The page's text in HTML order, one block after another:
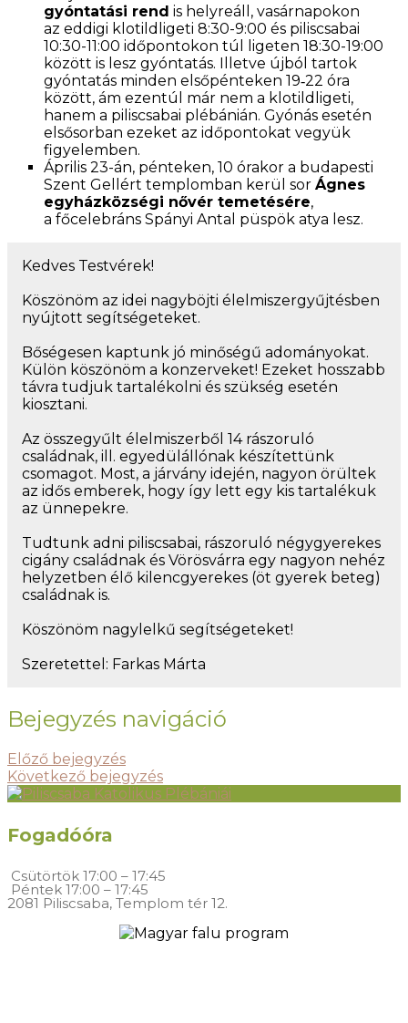
gyóntatási rend is helyreáll, vasárnapokon
az eddigi klotildligeti 8:30-9:00 és piliscsabai
10:30-11:00 időpontokon túl ligeten 18:30-19:00
között is lesz gyóntatás. Illetve újból tartok
gyóntatás minden elsőpénteken 19‑22 óra
között, ám ezentúl már nem a klotildligeti,
hanem a piliscsabai plébánián. Gyónás esetén
elsősorban ezeket az időpontokat vegyük
figyelemben.
Április 23-án, pénteken, 10 órakor a budapesti
Szent Gellért templomban kerül sor Ágnes
egyházközségi nővér temetésére,
a főcelebráns Spányi Antal püspök atya lesz.
Kedves Testvérek!
Köszönöm az idei nagyböjti élelmiszergyűjtésben
nyújtott segítségeteket.
Bőségesen kaptunk jó minőségű adományokat.
Külön köszönöm a konzerveket! Ezeket hosszabb
távra tudjuk tartalékolni és szükség esetén
kiosztani.
Az összegyűlt élelmiszerből 14 rászoruló
családnak, ill. egyedülállónak készítettünk
csomagot. Most, a járvány idején, nagyon örültek
az idős emberek, hogy így lett egy kis tartalékuk
az ünnepekre.
Tudtunk adni piliscsabai, rászoruló négygyerekes
cigány családnak és Vörösvárra egy nagyon nehéz
helyzetben élő kilencgyerekes (öt gyerek beteg)
családnak is.
Köszönöm nagylelkű segítségeteket!
Szeretettel: Farkas Márta
Bejegyzés navigáció
Előző bejegyzés
Következő bejegyzés
Fogadóóra
Csütörtök 17:00 – 17:45
Péntek 17:00 – 17:45
2081 Piliscsaba, Templom tér 12.